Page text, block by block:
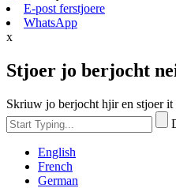
E-post ferstjoere
WhatsApp
x
Stjoer jo berjocht
Skriuw jo berjocht hjir en stjoer it
English
French
German